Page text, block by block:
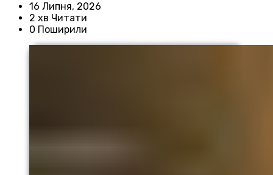
16 Липня, 2026
2 хв Читати
0 Поширили